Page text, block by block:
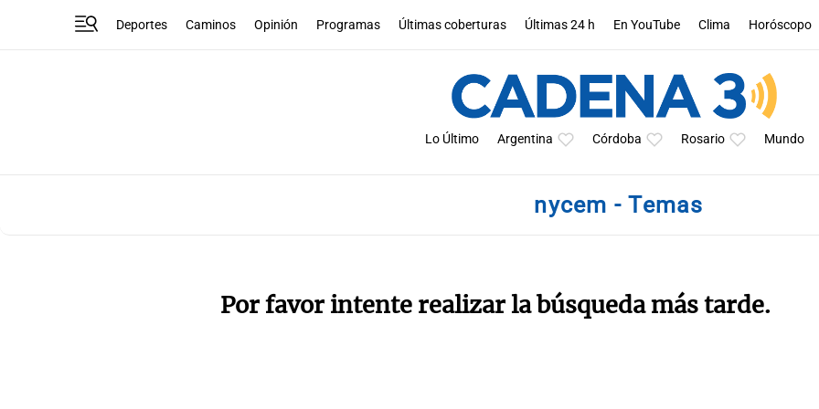
Deportes Caminos Opinión Programas Últimas coberturas Últimas 24 h En YouTube Clima Horóscopo
Lo Último Argentina Córdoba Rosario Mundo
nycem - Temas
Por favor intente realizar la búsqueda más tarde.